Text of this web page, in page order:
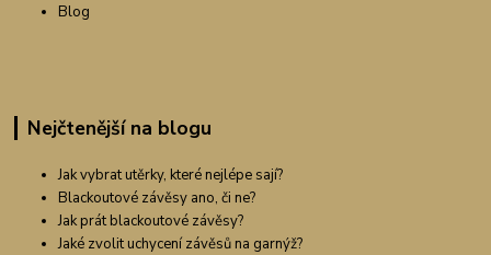
Blog
Nejčtenější na blogu
Jak vybrat utěrky, které nejlépe sají?
Blackoutové závěsy ano, či ne?
Jak prát blackoutové závěsy?
Jaké zvolit uchycení závěsů na garnýž?